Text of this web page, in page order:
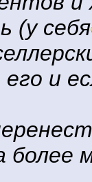
(у себя
и
более